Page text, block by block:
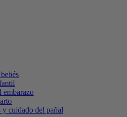
embarazo
y cuidado del pañal